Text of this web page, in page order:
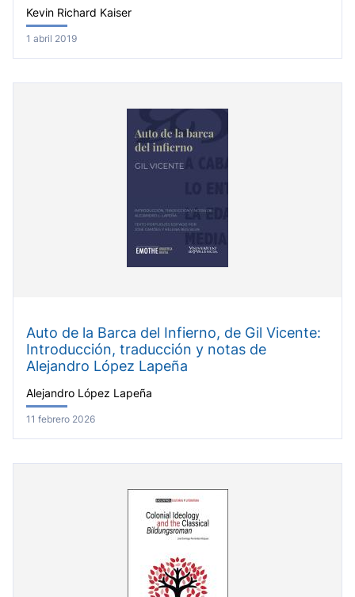
Kevin Richard Kaiser
1 abril 2019
Auto de la Barca del Infierno, de Gil Vicente:
Introducción, traducción y notas de
Alejandro López Lapeña
Alejandro López Lapeña
11 febrero 2026